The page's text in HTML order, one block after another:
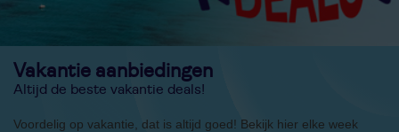
Vakantie aanbiedingen
Altijd de beste vakantie deals!
Voordelig op vakantie, dat is altijd goed! Bekijk hier elke week